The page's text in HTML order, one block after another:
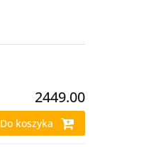
2449.00
Do koszyka